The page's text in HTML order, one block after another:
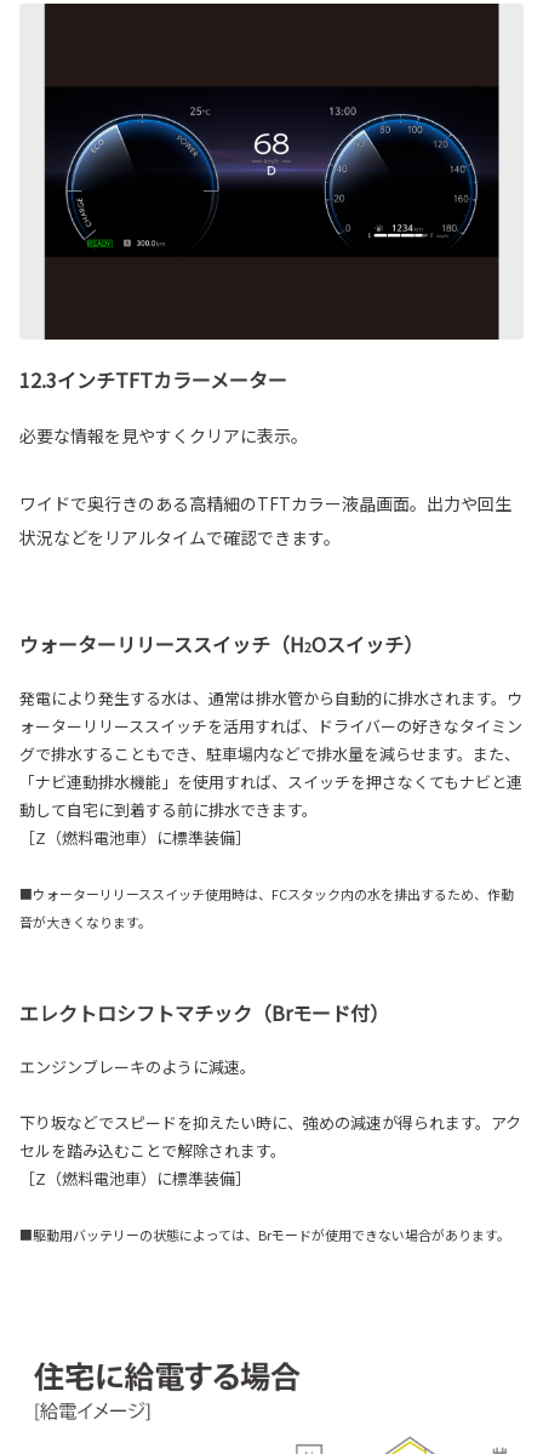
12.3インチTFTカラーメーター
必要な情報を見やすくクリアに表示。
ワイドで奥行きのある高精細のTFTカラー液晶画面。出力や回生
状況などをリアルタイムで確認できます。
ウォーターリリーススイッチ（H2Oスイッチ）
発電により発生する水は、通常は排水管から自動的に排水されます。ウ
ォーターリリーススイッチを活用すれば、ドライバーの好きなタイミン
グで排水することもでき、駐車場内などで排水量を減らせます。また、
「ナビ連動排水機能」を使用すれば、スイッチを押さなくてもナビと連
動して自宅に到着する前に排水できます。
［Z（燃料電池車）に標準装備］
■ウォーターリリーススイッチ使用時は、FCスタック内の水を排出するため、作動
音が大きくなります。
エレクトロシフトマチック（Brモード付）
エンジンブレーキのように減速。
下り坂などでスピードを抑えたい時に、強めの減速が得られます。アク
セルを踏み込むことで解除されます。
［Z（燃料電池車）に標準装備］
■駆動用バッテリーの状態によっては、Brモードが使用できない場合があります。